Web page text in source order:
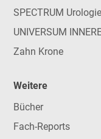
SPECTRUM Urologie
UNIVERSUM
Zahn Krone
Weitere
Bücher
Fach-Reports